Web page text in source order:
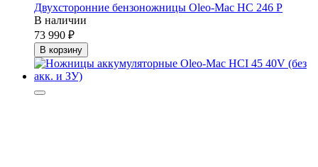
Двухсторонние бензоножницы Oleo-Mac HC 246 P
В наличии
73 990
В корзину